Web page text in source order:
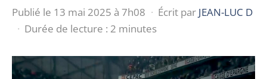
Publié le 13 mai 2025 à 7h08 · Écrit par JEAN-LUC D
· Durée de lecture : 2 minutes